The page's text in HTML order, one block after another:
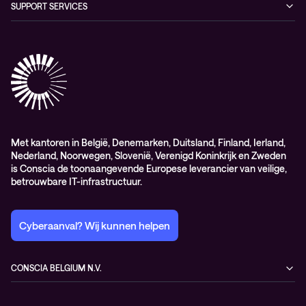
SUPPORT SERVICES
Met kantoren in België, Denemarken, Duitsland, Finland, Ierland,
Nederland, Noorwegen, Slovenië, Verenigd Koninkrijk en Zweden
is Conscia de toonaangevende Europese leverancier van veilige,
betrouwbare IT-infrastructuur.
Cyberaanval? Wij kunnen helpen
CONSCIA BELGIUM N.V.